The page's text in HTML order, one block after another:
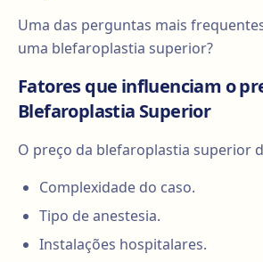
Uma das perguntas mais
uma blefaroplastia superior?
Fatores que influenciam o
Blefaroplastia Superior
O preço da blefaroplastia superior
Complexidade do caso.
Tipo de anestesia.
Instalações hospitalares.